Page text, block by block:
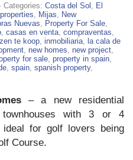
· Categories: Costa del Sol
El
Mijas
New
Nuevas Property For Sale
casas en venta compraventas
te koop inmobiliaria
la cala de
new homes new project
for sale property in spain
spain spanish property,
– a new residential
with 3 or 4
for golf lovers being
Course.